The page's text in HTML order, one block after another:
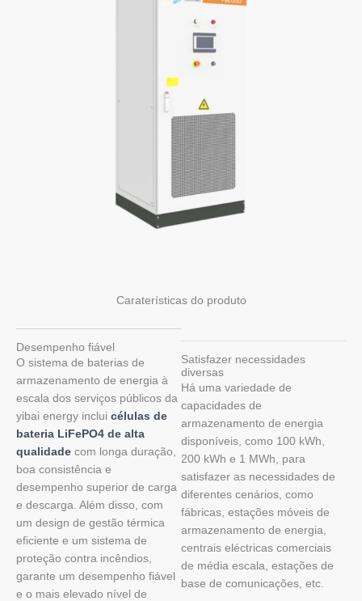
Caraterísticas do produto
Desempenho fiável
O sistema de baterias de
armazenamento de energia à
escala dos serviços públicos da
yibai energy inclui células de
bateria LiFePO4 de alta
qualidade com longa duração,
boa consistência e
desempenho superior de carga
e descarga. Além disso, com
um design de gestão térmica
eficiente e um sistema de
proteção contra incêndios,
garante um desempenho fiável
e o mais elevado nível de
Satisfazer necessidades
diversas
Há uma variedade de
capacidades de
armazenamento de energia
disponíveis, como 100 kWh,
200 kWh e 1 MWh, para
satisfazer as necessidades de
diferentes cenários, como
fábricas, estações móveis de
armazenamento de energia,
centrais eléctricas comerciais
de média escala, estações de
base de comunicações, etc.